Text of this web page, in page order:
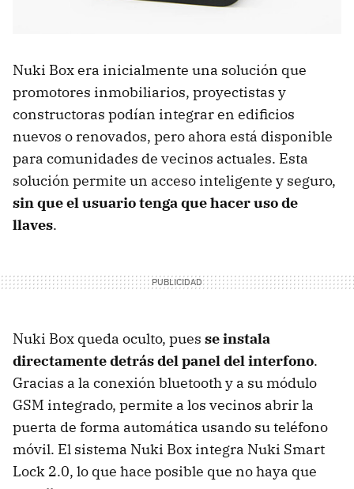
Nuki Box era inicialmente una solución que
promotores inmobiliarios, proyectistas y
constructoras podían integrar en edificios
nuevos o renovados, pero ahora está disponible
para comunidades de vecinos actuales. Esta
solución permite un acceso inteligente y seguro,
sin que el usuario tenga que hacer uso de
llaves.
Nuki Box queda oculto, pues se instala
directamente detrás del panel del interfono.
Gracias a la conexión bluetooth y a su módulo
GSM integrado, permite a los vecinos abrir la
puerta de forma automática usando su teléfono
móvil. El sistema Nuki Box integra Nuki Smart
Lock 2.0, lo que hace posible que no haya que